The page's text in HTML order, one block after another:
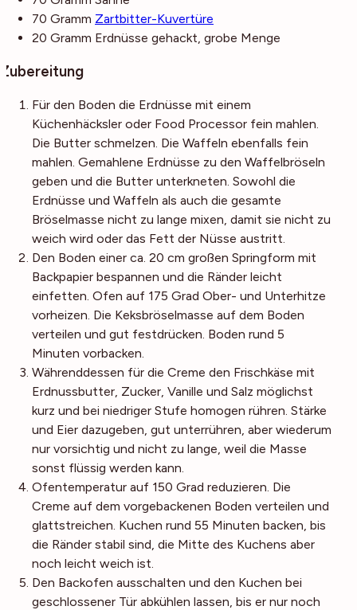
70 Gramm Zartbitter-Kuvertüre
20 Gramm Erdnüsse gehackt, grobe Menge
Zubereitung
Für den Boden die Erdnüsse mit einem
Küchenhäcksler oder Food Processor fein mahlen.
Die Butter schmelzen. Die Waffeln ebenfalls fein
mahlen. Gemahlene Erdnüsse zu den Waffelbröseln
geben und die Butter unterkneten. Sowohl die
Erdnüsse und Waffeln als auch die gesamte
Bröselmasse nicht zu lange mixen, damit sie nicht zu
weich wird oder das Fett der Nüsse austritt.
Den Boden einer ca. 20 cm großen Springform mit
Backpapier bespannen und die Ränder leicht
einfetten. Ofen auf 175 Grad Ober- und Unterhitze
vorheizen. Die Keksbröselmasse auf dem Boden
verteilen und gut festdrücken. Boden rund 5
Minuten vorbacken.
Währenddessen für die Creme den Frischkäse mit
Erdnussbutter, Zucker, Vanille und Salz möglichst
kurz und bei niedriger Stufe homogen rühren. Stärke
und Eier dazugeben, gut unterrühren, aber wiederum
nur vorsichtig und nicht zu lange, weil die Masse
sonst flüssig werden kann.
Ofentemperatur auf 150 Grad reduzieren. Die
Creme auf dem vorgebackenen Boden verteilen und
glattstreichen. Kuchen rund 55 Minuten backen, bis
die Ränder stabil sind, die Mitte des Kuchens aber
noch leicht weich ist.
Den Backofen ausschalten und den Kuchen bei
geschlossener Tür abkühlen lassen, bis er nur noch